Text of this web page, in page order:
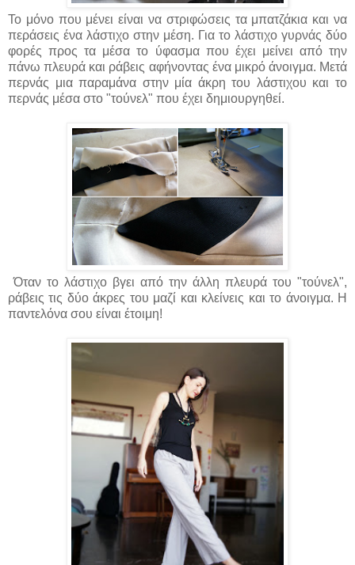
Το μόνο που μένει είναι να στριφώσεις τα μπατζάκια και να
περάσεις ένα λάστιχο στην μέση. Για το λάστιχο γυρνάς δύο
φορές προς τα μέσα το ύφασμα που έχει μείνει από την
πάνω πλευρά και ράβεις αφήνοντας ένα μικρό άνοιγμα. Μετά
περνάς μια παραμάνα στην μία άκρη του λάστιχου και το
περνάς μέσα στο "τούνελ" που έχει δημιουργηθεί.
Όταν το λάστιχο βγει από την άλλη πλευρά του "τούνελ",
ράβεις τις δύο άκρες του μαζί και κλείνεις και το άνοιγμα. Η
παντελόνα σου είναι έτοιμη!